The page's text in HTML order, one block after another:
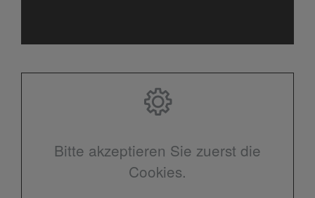
Bitte akzeptieren Sie zuerst die
Cookies.